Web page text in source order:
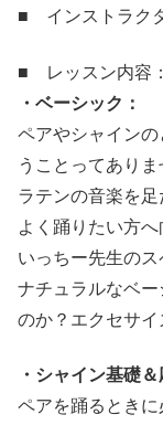
■ インストラク
■ レッスン内容：
・ベーシック：
ペアやシャイン
うことってありま
ラテンの音楽を
よく踊りたい方へ
いっちー先生のス
ナチュラルなベ
のか？エクセサイ
・シャイン基礎＆
ペアを踊るとき